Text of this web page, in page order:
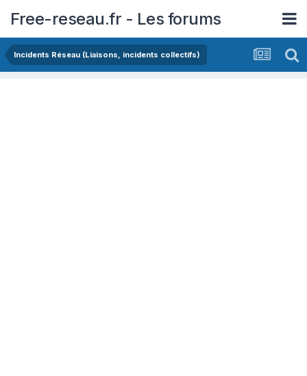
Free-reseau.fr - Les forums
Incidents Réseau (Liaisons, incidents collectifs)